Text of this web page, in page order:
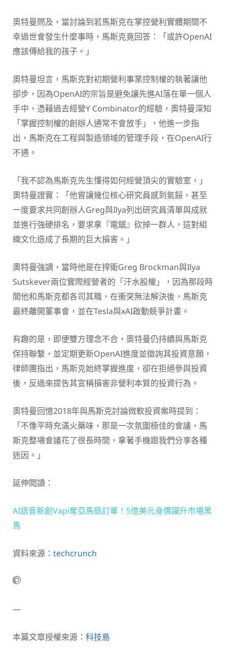
奧特曼問及，當討論到若馬斯克在掌控營利實體期間不
幸過世會發生什麼事時，馬斯克竟回答：「或許OpenAI
應該傳給我的孩子。」
奧特曼坦言，馬斯克對初期營利事業控制權的執著讓他
卻步，因為OpenAI的宗旨是避免讓先進AI落在單一個人
手中，憑藉過去經營Y Combinator的經驗，奧特曼深知
「掌握控制權的創辦人通常不會放手」，他進一步指
出，馬斯克在工程與製造領域的管理手段，在OpenAI行
不通。
「我不認為馬斯克先生懂得如何經營頂尖的實驗室，」
奧特曼證實：「他曾讓幾位核心研究員感到氣餒，甚至
一度要求共同創辦人Greg與Ilya列出研究員清單與成就
並進行強硬排名，要求拿『電鋸』砍掉一群人，這對組
織文化造成了長期的巨大損害。」
奧特曼強調，當時他是在捍衛Greg Brockman與Ilya
Sutskever兩位實際經營者的「汗水股權」，因為那段時
間他和馬斯克都各司其職，在衝突無法解決後，馬斯克
最終離開董事會，並在Tesla與xAI啟動競爭計畫。
有趣的是，即便雙方理念不合，奧特曼仍持續與馬斯克
保持聯繫，並定期更新OpenAI進度並徵詢其投資意願，
律師團指出，馬斯克始終掌握進度，卻在拒絕參與投資
後，反過來提告其宣稱損害非營利本質的投資行為。
奧特曼回憶2018年與馬斯克討論微軟投資案時提到：
「不像平時充滿火藥味，那是一次氛圍極佳的會議，馬
斯克整場會議花了很長時間，拿著手機跟我們分享各種
迷因。」
延伸閱讀：
AI語音新創Vapi奪亞馬遜訂單！5億美元身價躍升市場黑
馬
資料來源： techcrunch
—
本篇文章授權來源： 科技島